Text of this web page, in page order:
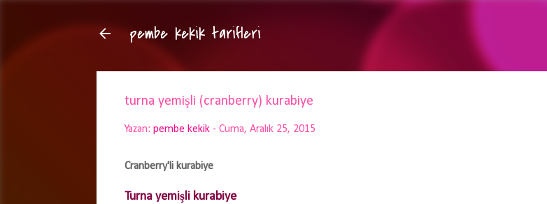
pembe kekik tarifleri
turna yemişli (cranberry) kurabiye
Yazan: pembe kekik - Cuma, Aralık 25, 2015
Cranberry'li kurabiye
Turna yemişli kurabiye